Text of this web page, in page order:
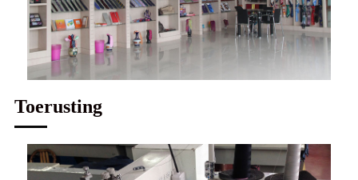
Toerusting